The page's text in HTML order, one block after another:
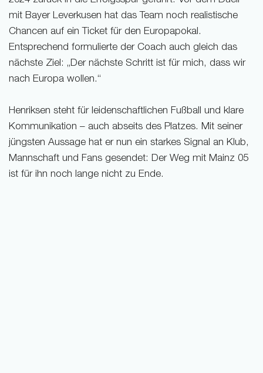
mit Bayer Leverkusen hat das Team noch realistische
Chancen auf ein Ticket für den Europapokal.
Entsprechend formulierte der Coach auch gleich das
nächste Ziel: „Der nächste Schritt ist für mich, dass wir
nach Europa wollen.“
Henriksen steht für leidenschaftlichen Fußball und klare
Kommunikation – auch abseits des Platzes. Mit seiner
jüngsten Aussage hat er nun ein starkes Signal an Klub,
Mannschaft und Fans gesendet: Der Weg mit Mainz 05
ist für ihn noch lange nicht zu Ende.